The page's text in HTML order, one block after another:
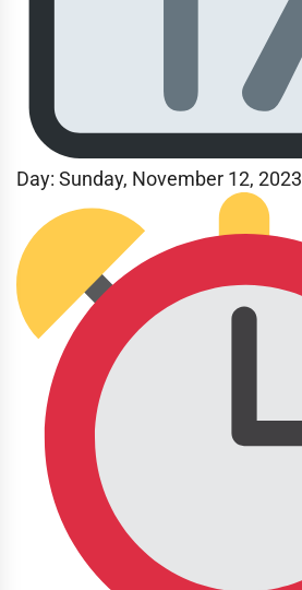
Day: Sunday, November 12, 2023